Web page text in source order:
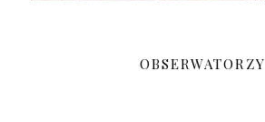
OBSERWATORZY